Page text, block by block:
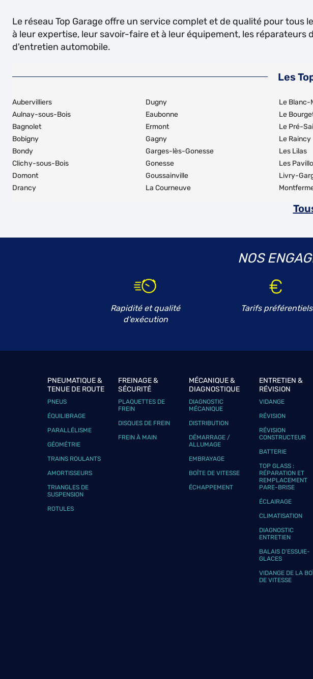
Le réseau Top Garage offre un service complet et de qualité pour
à leur expertise, leur savoir-faire et à leur équipement, les réparateurs
d'entretien automobile.
Les
Aubervilliers
Aulnay-sous-Bois
Bagnolet
Bobigny
Bondy
Clichy-sous-Bois
Domont
Drancy
Dugny
Eaubonne
Ermont
Gagny
Garges-lès-Gonesse
Gonesse
Goussainville
La Courneuve
Le Blanc-
Le
Le Pré-
Le Raincy
Les Lilas
Les
Livry-
NOS
Rapidité et qualité
d'exécution
Tarifs préférentiels
PNEUMATIQUE &
TENUE DE ROUTE
PNEUS
ÉQUILIBRAGE
PARALLÉLISME
GÉOMÉTRIE
TRAINS ROULANTS
AMORTISSEURS
TRIANGLES DE
SUSPENSION
ROTULES
FREINAGE &
SÉCURITÉ
PLAQUETTES DE
FREIN
DISQUES DE FREIN
FREIN À MAIN
MÉCANIQUE &
DIAGNOSTIQUE
DIAGNOSTIC
MÉCANIQUE
DISTRIBUTION
DÉMARRAGE /
ALLUMAGE
EMBRAYAGE
BOÎTE DE VITESSE
ÉCHAPPEMENT
ENTRETIEN &
RÉVISION
VIDANGE
RÉVISION
RÉVISION
CONSTRUCTEUR
BATTERIE
TOP GLASS :
RÉPARATION ET
REMPLACEMENT
PARE-BRISE
ÉCLAIRAGE
CLIMATISATION
DIAGNOSTIC
ENTRETIEN
BALAIS D’ESSUIE-
GLACES
VIDANGE DE LA
DE VITESSE